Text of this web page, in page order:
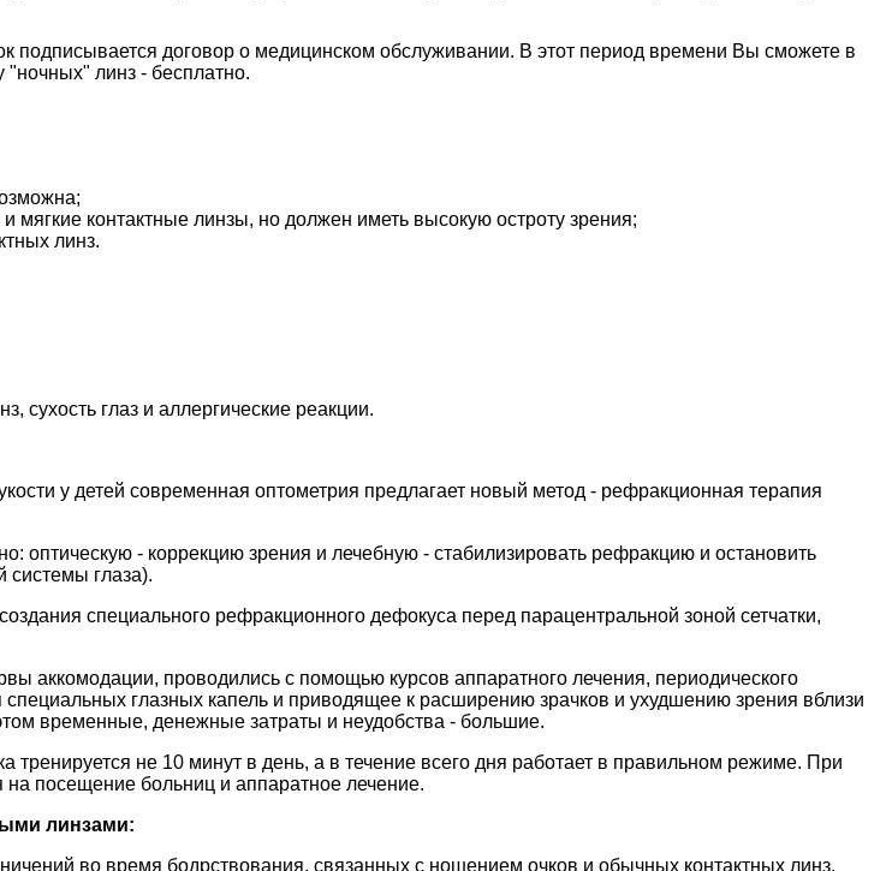
подписывается договор о медицинском обслуживании. В этот период времени Вы сможете в
"ночных" линз - бесплатно.
контактные линзы, но должен иметь высокую остроту зрения;
линз.
глаз и аллергические реакции.
у детей современная оптометрия предлагает новый метод - рефракционная терапия
оптическую - коррекцию зрения и лечебную - стабилизировать рефракцию и остановить
системы глаза).
специального рефракционного дефокуса перед парацентральной зоной сетчатки,
аккомодации, проводились с помощью курсов аппаратного лечения, периодического
глазных капель и приводящее к расширению зрачков и ухудшению зрения вблизи
временные, денежные затраты и неудобства - большие.
не 10 минут в день, а в течение всего дня работает в правильном режиме. При
посещение больниц и аппаратное лечение.
линзами:
во время бодрствования, связанных с ношением очков и обычных контактных линз.